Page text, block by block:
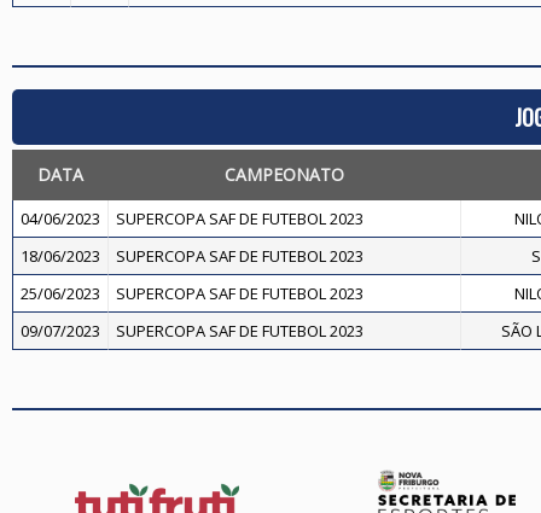
DATA CAMPEONATO
04/06/2023 SUPERCOPA SAF DE FUTEBOL 2023
18/06/2023
SUPERCOPA SAF DE FUTEBOL 2023
25/06/2023
SUPERCOPA SAF DE FUTEBOL 2023
09/07/2023
SUPERCOPA SAF DE FUTEBOL 2023 SÃO